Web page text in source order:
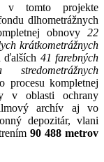
v tomto projekte
dlhometrážnych
obnovy 22
krátkometrážnych
ďalších 41 farebných
procesu kompletnej
v oblasti ochrany
archív aj vo
depozitár, vlani
90 488 metrov